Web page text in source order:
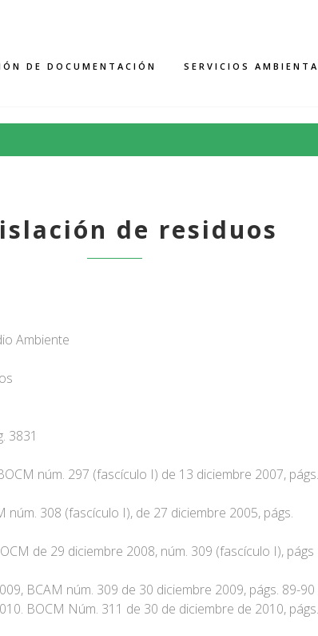
DE DOCUMENTACIÓN SERVICIOS
de residuos
Ambiente
3831
núm. 297 (fascículo I) de 13 diciembre 2007, págs.
308 (fascículo I), de 27 diciembre 2005, págs.
de 29 diciembre 2008, núm. 309 (fascículo I), págs
BCAM núm. 309 de 30 diciembre 2009, págs. 89-90
BOCM Núm. 311 de 30 de diciembre de 2010,